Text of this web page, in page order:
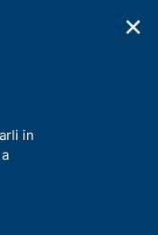
✕
in